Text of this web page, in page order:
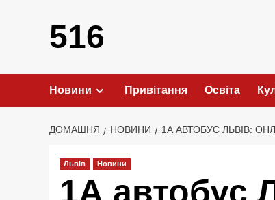
516
Новини Привітання Освіта
ДОМАШНЯ НОВИНИ 1А АВТОБУС ЛЬВІВ:
Львів Новини
1А автобус